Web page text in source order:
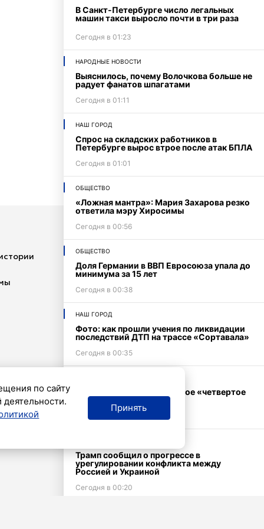
В Санкт-Петербурге число легальных
машин такси выросло почти в три раза
Сегодня в 01:23
НАРОДНЫЕ НОВОСТИ
Выяснилось, почему Волочкова больше не
радует фанатов шпагатами
Сегодня в 01:11
НАШ ГОРОД
Спрос на складских работников в
Петербурге вырос втрое после атак БПЛА
Сегодня в 01:01
ОБЩЕСТВО
«Ложная мантра»: Мария Захарова резко
ответила мэру Хиросимы
Сегодня в 00:56
ОБЩЕСТВО
Доля Германии в ВВП Евросоюза упала до
минимума за 15 лет
Сегодня в 00:38
НАШ ГОРОД
Фото: как прошли учения по ликвидации
последствий ДТП на трассе «Сортавала»
Сегодня в 00:35
В РПЦ рассказали, что такое «четвертое
пророчество Фатимы»
Сегодня в 00:28
Трамп сообщил о прогрессе в
урегулировании конфликта между
Россией и Украиной
Сегодня в 00:20
по сайту
Принять